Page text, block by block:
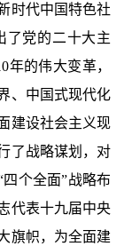
时代中国特色社
了党的二十大主
的伟大变革，
、中国式现代化
建设社会主义现
了战略谋划，对
个全面”战略布
代表十九届中央
旗帜，为全面建